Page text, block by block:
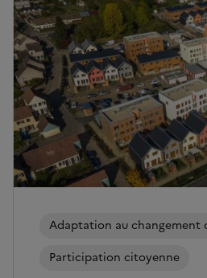
Adaptation au changement
Participation citoyenne